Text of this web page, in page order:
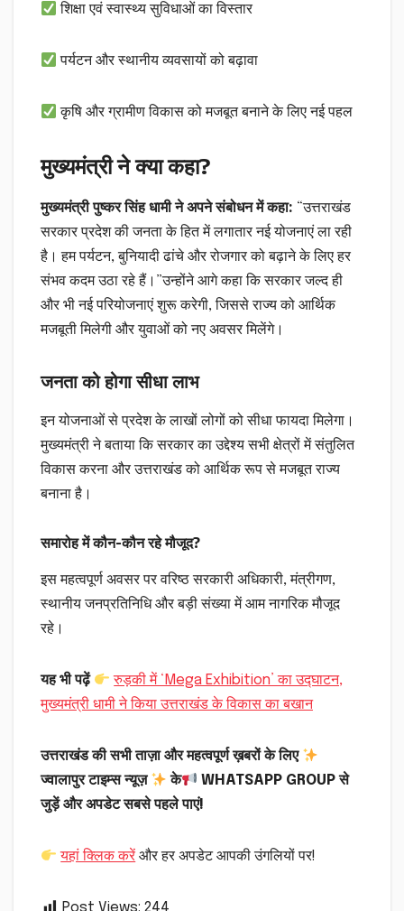
शिक्षा एवं स्वास्थ्य सुविधाओं का विस्तार
पर्यटन और स्थानीय व्यवसायों को बढ़ावा
कृषि और ग्रामीण विकास को मजबूत बनाने के लिए नई पहल
मुख्यमंत्री ने क्या कहा?
मुख्यमंत्री पुष्कर सिंह धामी ने अपने संबोधन में कहा: “उत्तराखंड
सरकार प्रदेश की जनता के हित में लगातार नई योजनाएं ला रही
है। हम पर्यटन, बुनियादी ढांचे और रोजगार को बढ़ाने के लिए हर
संभव कदम उठा रहे हैं।”उन्होंने आगे कहा कि सरकार जल्द ही
और भी नई परियोजनाएं शुरू करेगी, जिससे राज्य को आर्थिक
मजबूती मिलेगी और युवाओं को नए अवसर मिलेंगे।
जनता को होगा सीधा लाभ
इन योजनाओं से प्रदेश के लाखों लोगों को सीधा फायदा मिलेगा।
मुख्यमंत्री ने बताया कि सरकार का उद्देश्य सभी क्षेत्रों में संतुलित
विकास करना और उत्तराखंड को आर्थिक रूप से मजबूत राज्य
बनाना है।
समारोह में कौन-कौन रहे मौजूद?
इस महत्वपूर्ण अवसर पर वरिष्ठ सरकारी अधिकारी, मंत्रीगण,
स्थानीय जनप्रतिनिधि और बड़ी संख्या में आम नागरिक मौजूद
रहे।
यह भी पढ़ें
रुड़की में ‘Mega Exhibition’ का उद्घाटन,
मुख्यमंत्री धामी ने किया उत्तराखंड के विकास का बखान
उत्तराखंड की सभी ताज़ा और महत्वपूर्ण ख़बरों के लिए
ज्वालापुर टाइम्स न्यूज़
के
WHATSAPP GROUP से
जुड़ें और अपडेट सबसे पहले पाएं!
यहां क्लिक करें और हर अपडेट आपकी उंगलियों पर!
Post Views: 244